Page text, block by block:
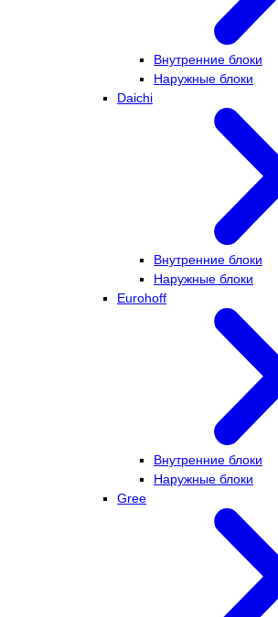
Внутренние блоки
Наружные блоки
Daichi
Внутренние блоки
Наружные блоки
Eurohoff
Внутренние блоки
Наружные блоки
Gree